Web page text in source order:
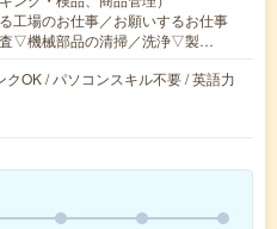
工場のお仕事／お願いするお仕事
▽機械部品の清掃／洗浄▽製…
クOK / パソコンスキル不要 / 英語力